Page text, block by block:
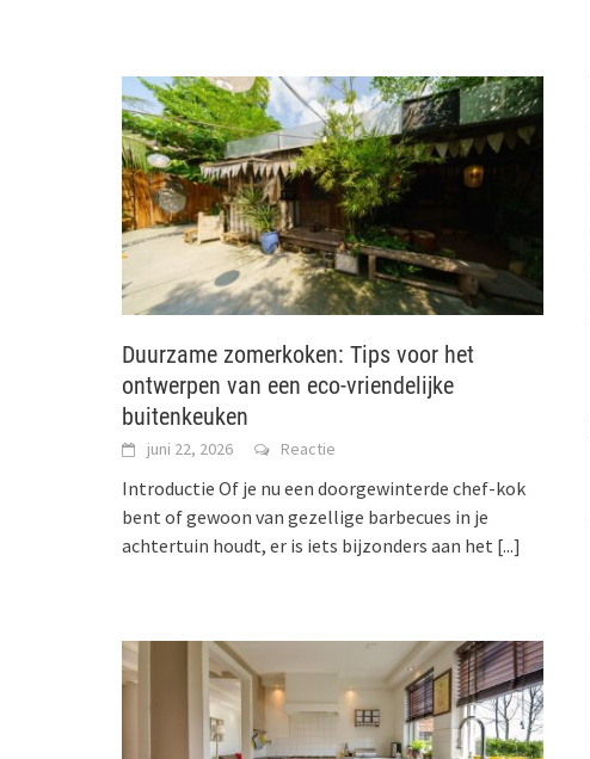
Duurzame zomerkoken: Tips voor het
ontwerpen van een eco-vriendelijke
buitenkeuken
juni 22, 2026 Reactie
Introductie Of je nu een doorgewinterde chef-kok
bent of gewoon van gezellige barbecues in je
achtertuin houdt, er is iets bijzonders aan het [...]